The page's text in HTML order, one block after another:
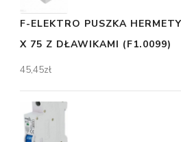
F-ELEKTRO PUSZKA
X 75 Z DŁAWIKAMI (F1.0099)
45,45zł